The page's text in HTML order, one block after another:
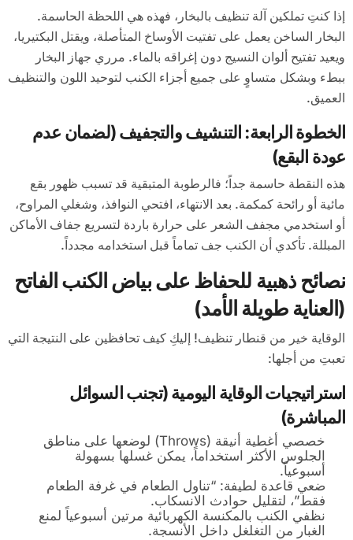
إذا كنتِ تملكين آلة تنظيف بالبخار، فهذه هي اللحظة الحاسمة.
البخار الساخن يعمل على تفتيت الأوساخ المتأصلة، ويقتل البكتيريا،
ويعيد تفتيح ألوان النسيج دون إغراقه بالماء. مرري جهاز البخار
ببطء وبشكل متساوٍ على جميع أجزاء الكنب لتوحيد اللون والتنظيف
العميق.
الخطوة الرابعة: التنشيف والتجفيف (لضمان عدم
عودة البقع)
هذه النقطة حاسمة جداً؛ فالرطوبة المتبقية قد تسبب ظهور بقع
مائية أو رائحة كمكمة. بعد الانتهاء، افتحي النوافذ، وشغلي المراوح،
أو استخدمي مجفف الشعر على حرارة باردة لتسريع جفاف الأماكن
المبللة. تأكدي أن الكنب جف تماماً قبل استخدامه مجدداً.
نصائح ذهبية للحفاظ على بياض الكنب الفاتح
(العناية طويلة الأمد)
الوقاية خير من قنطار تنظيف! إليكِ كيف تحافظين على النتيجة التي
تعبتِ من أجلها:
استراتيجيات الوقاية اليومية (تجنب السوائل
المباشرة)
خصصي أغطية أنيقة (Throws) لوضعها على مناطق
الجلوس الأكثر استخداماً، يمكن غسلها بسهولة
أسبوعياً.
ضعي قاعدة لطيفة: “تناول الطعام في غرفة الطعام
فقط”، لتقليل حوادث الانسكاب.
نظفي الكنب بالمكنسة الكهربائية مرتين أسبوعياً لمنع
الغبار من التغلغل داخل الأنسجة.